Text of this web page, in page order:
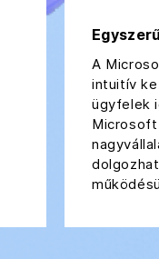
A
intuitív
ügyfelek
Microsoft